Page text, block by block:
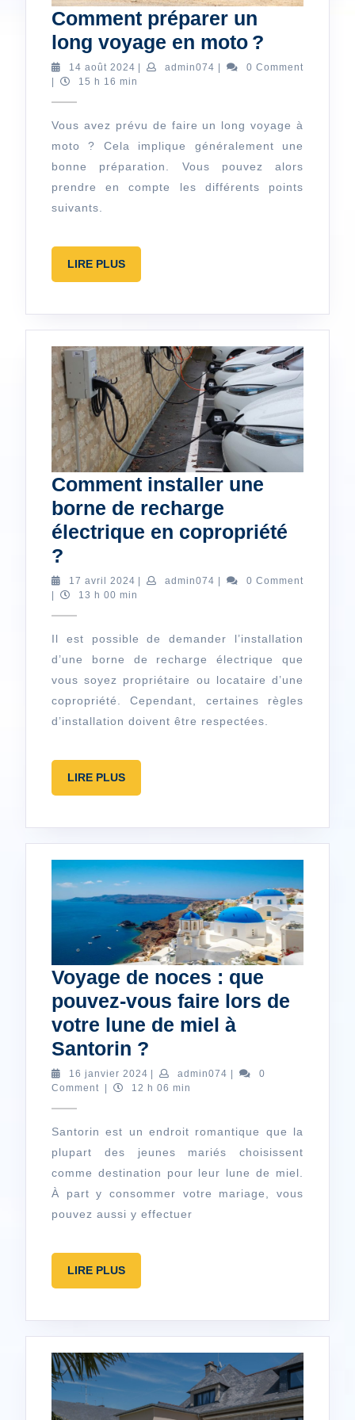
Comment préparer un
long voyage en moto ?
préparer
voyage
en
moto ?
14 août 2024 14
août
| admin074 admin074
|
0 Comment
|
15 h 16 min
Vous avez prévu de faire un long voyage à
moto ? Cela implique généralement une
bonne préparation. Vous pouvez alors
prendre en compte les différents points
suivants.
LIRE PLUSLIRE
PLUS
Comment installer une
borne de recharge
électrique en copropriété
?
installer
une
de
recharge
électrique
en
?
17 avril 2024 17
avril
| admin074 admin074
|
0 Comment
|
13 h 00 min
Il est possible de demander l’installation
d’une borne de recharge électrique que
vous soyez propriétaire ou locataire d’une
copropriété. Cependant, certaines règles
d’installation doivent être respectées.
LIRE PLUSLIRE
PLUS
Voyage de noces : que
pouvez-vous faire lors de
votre lune de miel à
Santorin ?
de
noces
que
pouvez-
vous
faire
de
miel
à
Santorin ?
16 janvier 2024 16
janvier
admin074 admin074
0
Comment
12 h 06 min
Santorin est un endroit romantique que la
plupart des jeunes mariés choisissent
comme destination pour leur lune de miel.
À part y consommer votre mariage, vous
pouvez aussi y effectuer
LIRE PLUSLIRE
PLUS